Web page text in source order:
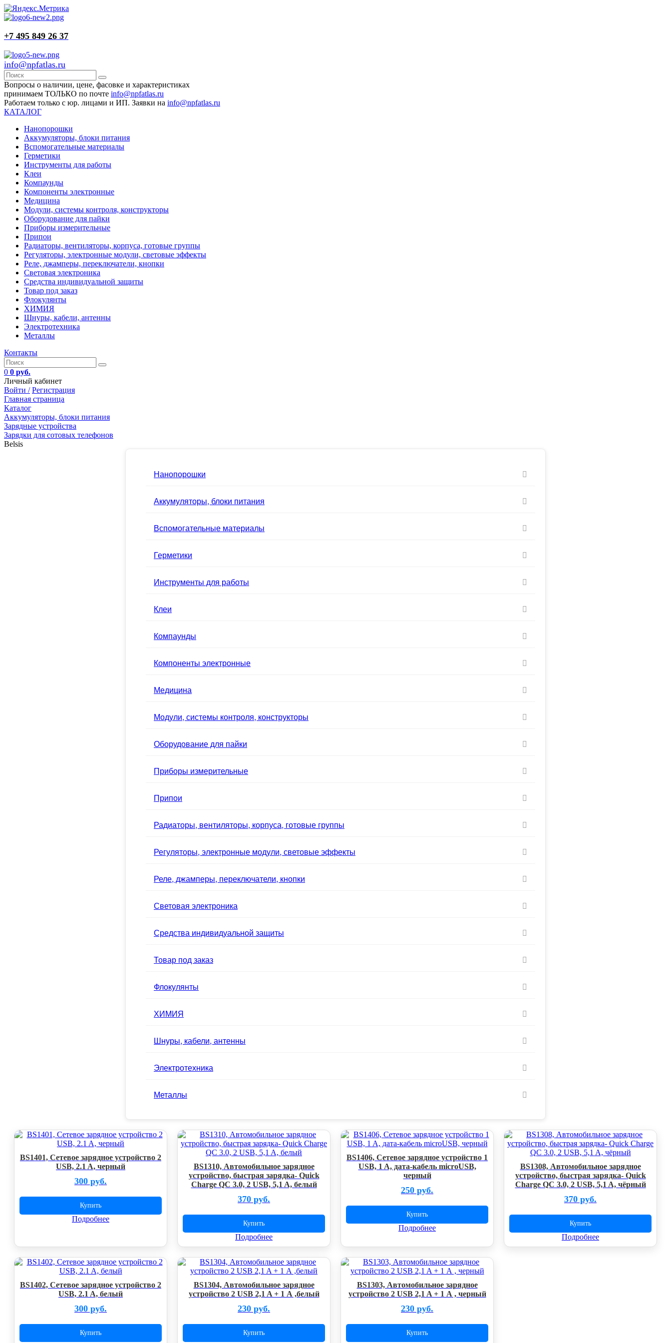
+7 495 849 26 37
info@npfatlas.ru
Вопросы о наличии, цене, фасовке и характеристиках
принимаем ТОЛЬКО по почте info@npfatlas.ru
Работаем только с юр. лицами и ИП. Заявки на info@npfatlas.ru
КАТАЛОГ
Нанопорошки
Аккумуляторы, блоки питания
Вспомогательные материалы
Герметики
Инструменты для работы
Клеи
Компаунды
Компоненты электронные
Медицина
Модули, системы контроля, конструкторы
Оборудование для пайки
Приборы измерительные
Припои
Радиаторы, вентиляторы, корпуса, готовые группы
Регуляторы, электронные модули, световые эффекты
Реле, джамперы, переключатели, кнопки
Световая электроника
Средства индивидуальной защиты
Товар под заказ
Флокулянты
ХИМИЯ
Шнуры, кабели, антенны
Электротехника
Металлы
Контакты
0 0 руб.
Личный кабинет
Войти / Регистрация
Главная страница
Каталог
Аккумуляторы, блоки питания
Зарядные устройства
Зарядки для сотовых телефонов
Belsis
Нанопорошки
Аккумуляторы, блоки питания
Вспомогательные материалы
Герметики
Инструменты для работы
Клеи
Компаунды
Компоненты электронные
Медицина
Модули, системы контроля, конструкторы
Оборудование для пайки
Приборы измерительные
Припои
Радиаторы, вентиляторы, корпуса, готовые группы
Регуляторы, электронные модули, световые эффекты
Реле, джамперы, переключатели, кнопки
Световая электроника
Средства индивидуальной защиты
Товар под заказ
Флокулянты
ХИМИЯ
Шнуры, кабели, антенны
Электротехника
Металлы
BS1401, Сетевое зарядное устройство 2
USB, 2.1 A, черный
300 руб.
Купить
Подробнее
BS1310, Автомобильное зарядное
устройство, быстрая зарядка- Quick
Charge QC 3.0, 2 USB, 5,1 A, белый
370 руб.
Купить
Подробнее
BS1406, Сетевое зарядное устройство 1
USB, 1 A, дата-кабель microUSB,
черный
250 руб.
Купить
Подробнее
BS1308, Автомобильное зарядное
устройство, быстрая зарядка- Quick
Charge QC 3.0, 2 USB, 5,1 A, чёрный
370 руб.
Купить
Подробнее
BS1402, Сетевое зарядное устройство 2
USB, 2.1 A, белый
300 руб.
Купить
BS1304, Автомобильное зарядное
устройство 2 USB 2,1 A + 1 А ,белый
230 руб.
Купить
BS1303, Автомобильное зарядное
устройство 2 USB 2,1 A + 1 А , черный
230 руб.
Купить